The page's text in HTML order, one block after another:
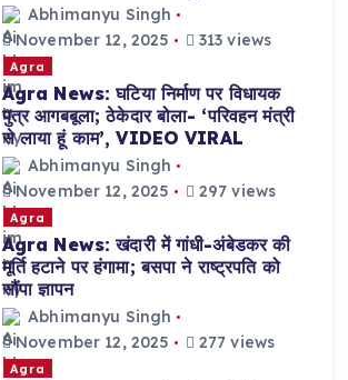
Abhimanyu Singh
November 12, 2025
313 views
Agra
Agra News: घटिया निर्माण पर विधायक
पुत्र आगबबूला; ठेकेदार बोला- ‘परिवहन मंत्री
से लाया हूं काम’, VIDEO VIRAL
Abhimanyu Singh
November 12, 2025
297 views
Agra
Agra News: खंदारी में गांधी-अंबेडकर की
मूर्ति हटाने पर हंगामा; बसपा ने राष्ट्रपति को
सौंपा ज्ञापन
Abhimanyu Singh
November 12, 2025
277 views
Agra